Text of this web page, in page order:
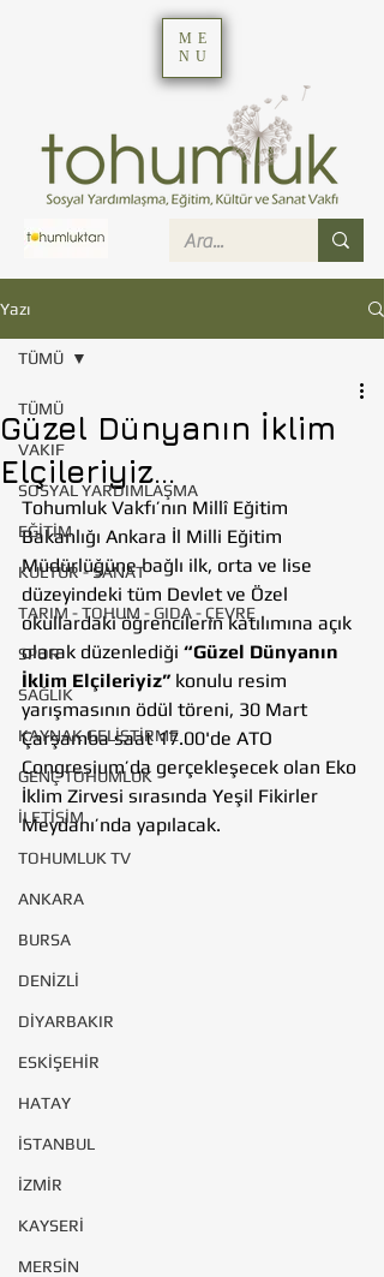
ME
NU
Yazı
TÜMÜ
VAKIF
SOSYAL YARDIMLAŞMA
EĞİTİM
KÜLTÜR - SANAT
TARIM - TOHUM - GIDA - ÇEVRE
SPOR
SAĞLIK
KAYNAK GELİŞTİRME
GENÇ TOHUMLUK
İLETİŞİM
TOHUMLUK TV
ANKARA
BURSA
DENİZLİ
DİYARBAKIR
ESKİŞEHİR
HATAY
İSTANBUL
İZMİR
KAYSERİ
MERSİN
TÜMÜ
Güzel Dünyanın İklim
Elçileriyiz...
Tohumluk Vakfı’nın Millî Eğitim
Bakanlığı Ankara İl Milli Eğitim
Müdürlüğüne bağlı ilk, orta ve lise
düzeyindeki tüm Devlet ve Özel
okullardaki öğrencilerin katılımına açık
olarak düzenlediği “Güzel Dünyanın
İklim Elçileriyiz” konulu resim
yarışmasının ödül töreni, 30 Mart
Çarşamba saat 17.00'de ATO
Congresium’da gerçekleşecek olan Eko
İklim Zirvesi sırasında Yeşil Fikirler
Meydanı’nda yapılacak.